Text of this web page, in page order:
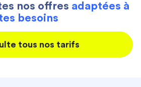
nos offres adaptées à
besoins
tous nos tarifs